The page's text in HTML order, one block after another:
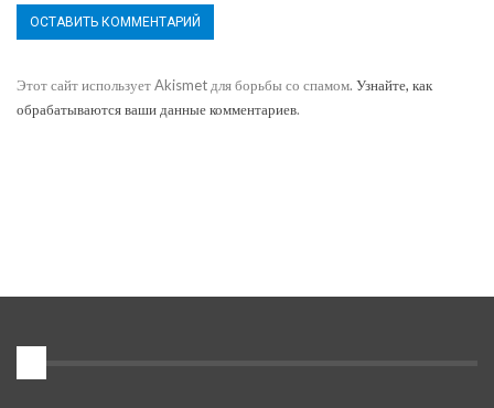
Этот сайт использует Akismet для борьбы со спамом. Узнайте, как
обрабатываются ваши данные комментариев.